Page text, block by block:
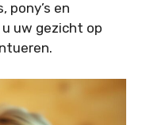
pony’s en
uw gezicht op